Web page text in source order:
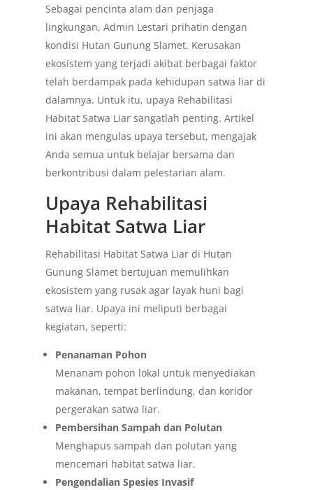
Sebagai pencinta alam dan penjaga
lingkungan, Admin Lestari prihatin dengan
kondisi Hutan Gunung Slamet. Kerusakan
ekosistem yang terjadi akibat berbagai faktor
telah berdampak pada kehidupan satwa liar di
dalamnya. Untuk itu, upaya Rehabilitasi
Habitat Satwa Liar sangatlah penting. Artikel
ini akan mengulas upaya tersebut, mengajak
Anda semua untuk belajar bersama dan
berkontribusi dalam pelestarian alam.
Upaya Rehabilitasi
Habitat Satwa Liar
Rehabilitasi Habitat Satwa Liar di Hutan
Gunung Slamet bertujuan memulihkan
ekosistem yang rusak agar layak huni bagi
satwa liar. Upaya ini meliputi berbagai
kegiatan, seperti:
Penanaman Pohon
Menanam pohon lokal untuk menyediakan
makanan, tempat berlindung, dan koridor
pergerakan satwa liar.
Pembersihan Sampah dan Polutan
Menghapus sampah dan polutan yang
mencemari habitat satwa liar.
Pengendalian Spesies Invasif